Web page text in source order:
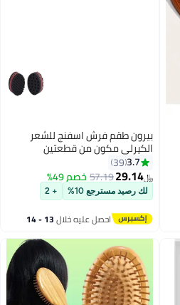
بيرون طقم فرش اسفنج للشعر
الكيرلي مكون من قطعتين
3.7
39
﷼‏29.14
57.19خصم 49%
لك رصيد مسترجع 10% + 2
احصل عليه خلال 13 - 14